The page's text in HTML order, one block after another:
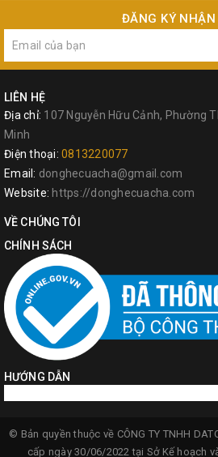
ĐĂNG KÝ NHẬN
LIÊN HỆ
Địa chỉ: 107 Nguyễn Hữu Cảnh, Phường
Minh
Điện thoại: 0813220077
Email: donghecuacha@gmail.com
Website: https://donghecuacha.com
VỀ CHÚNG TÔI
CHÍNH SÁCH
HƯỚNG DẪN
© Bản quyền thuộc về CÔNG TY TNHH
cấp ngày 30/06/2022 tại Sở Kế hoạch